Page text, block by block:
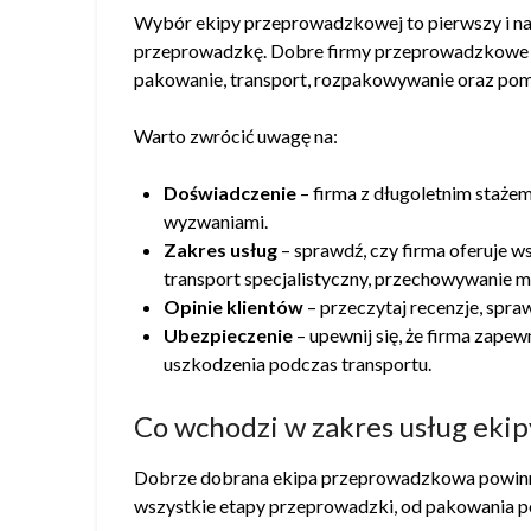
Wybór ekipy przeprowadzkowej to pierwszy i
przeprowadzkę. Dobre firmy przeprowadzkowe
pakowanie, transport, rozpakowywanie oraz
Warto zwrócić uwagę na:
Doświadczenie – firma z długoletnim
wyzwaniami.
Zakres usług – sprawdź, czy firma oferuje
transport specjalistyczny, przechowywanie
Opinie klientów – przeczytaj recenzje,
Ubezpieczenie – upewnij się, że firma
uszkodzenia podczas transportu.
Co wchodzi w zakres usług
Dobrze dobrana ekipa przeprowadzkowa
wszystkie etapy przeprowadzki, od pakowania